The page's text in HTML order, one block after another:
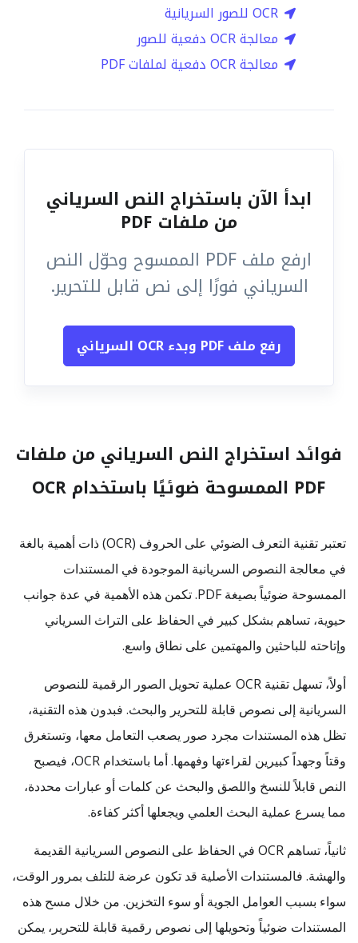
OCR للصور السريانية
معالجة OCR دفعية للصور
معالجة OCR دفعية لملفات PDF
ابدأ الآن باستخراج النص السرياني
من ملفات PDF
ارفع ملف PDF الممسوح وحوّل النص
السرياني فورًا إلى نص قابل للتحرير.
رفع ملف PDF وبدء OCR السرياني
فوائد استخراج النص السرياني من ملفات
PDF الممسوحة ضوئيًا باستخدام OCR
تعتبر تقنية التعرف الضوئي على الحروف (OCR) ذات أهمية بالغة
في معالجة النصوص السريانية الموجودة في المستندات
الممسوحة ضوئياً بصيغة PDF. تكمن هذه الأهمية في عدة جوانب
حيوية، تساهم بشكل كبير في الحفاظ على التراث السرياني
وإتاحته للباحثين والمهتمين على نطاق واسع.
أولاً، تسهل تقنية OCR عملية تحويل الصور الرقمية للنصوص
السريانية إلى نصوص قابلة للتحرير والبحث. فبدون هذه التقنية،
تظل هذه المستندات مجرد صور يصعب التعامل معها، وتستغرق
وقتاً وجهداً كبيرين لقراءتها وفهمها. أما باستخدام OCR، فيصبح
النص قابلاً للنسخ واللصق والبحث عن كلمات أو عبارات محددة،
مما يسرع عملية البحث العلمي ويجعلها أكثر كفاءة.
ثانياً، تساهم OCR في الحفاظ على النصوص السريانية القديمة
والهشة. فالمستندات الأصلية قد تكون عرضة للتلف بمرور الوقت،
سواء بسبب العوامل الجوية أو سوء التخزين. من خلال مسح هذه
المستندات ضوئياً وتحويلها إلى نصوص رقمية قابلة للتحرير، يمكن